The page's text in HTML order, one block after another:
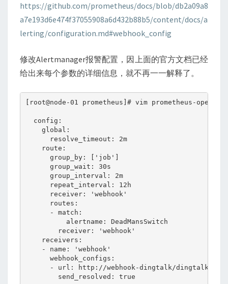
https://github.com/prometheus/docs/blob/db2a09a8
a7e193d6e474f37055908a6d432b88b5/content/docs/a
lerting/configuration.md#webhook_config
修改Alertmanager报警配置，因上面的官方文档已经
给出来每个参数的详细信息，就不再一一解释了。
[root@node-01 prometheus]# vim prometheus-
  config:
    global:
      resolve_timeout: 2m
    route:
      group_by: ['job']
      group_wait: 30s
      group_interval: 2m
      repeat_interval: 12h
      receiver: 'webhook'
      routes:
      - match:
          alertname: DeadMansSwitch
        receiver: 'webhook'
    receivers:
    - name: 'webhook'
      webhook_configs:
- url: http://webhook-dingtalk/dingtalk/
        send_resolved: true